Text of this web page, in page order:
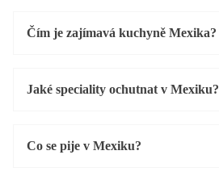
Čím je zajímavá kuchyně Mexika?
Jaké speciality ochutnat v Mexiku?
Co se pije v Mexiku?